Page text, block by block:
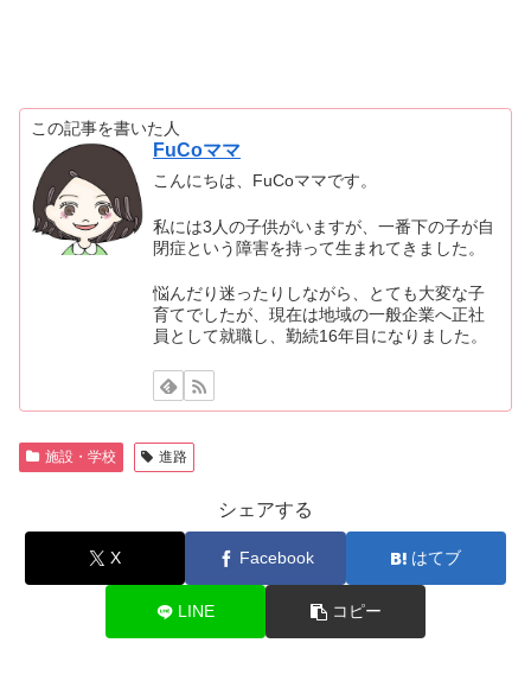
この記事を書いた人
FuCoママ
こんにちは、FuCoママです。
私には3人の子供がいますが、一番下の子が自
閉症という障害を持って生まれてきました。
悩んだり迷ったりしながら、とても大変な子
育てでしたが、現在は地域の一般企業へ正社
員として就職し、勤続16年目になりました。
施設・学校 進路
シェアする
X Facebook はてブ
LINE コピー